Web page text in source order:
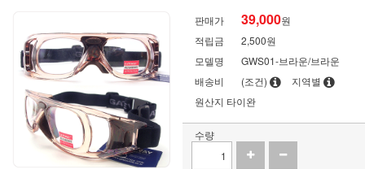
판매가 39,000원
적립금
2,500원
모델명
GWS01-브라운/브라운
배송비
(조건)
지역별
원산지 타이완
수량